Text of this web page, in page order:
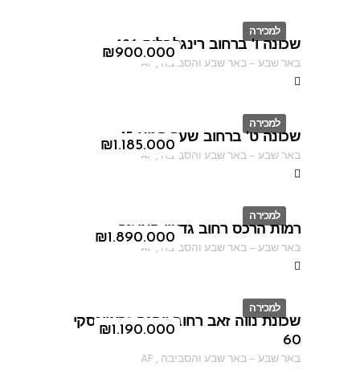
למכירה
ID
₪900.000
שכונה ו' ברחוב רינגלבלום 126
באר שבע–באר שבע והסביבה ,
AF
למכירה
ID
₪1.185.000
שכונה ט' ברחוב שער הגיא 15
באר שבע–באר שבע והסביבה ,
AF
למכירה
ID
₪1.890.000
רמות הרכס רחוב גדעון האוזנר
באר שבע–באר שבע והסביבה ,
AF
למכירה
ID
₪1.190.000
שכונת נווה זאב רחוב יוהנה זבוטינסקי
60
באר שבע–באר שבע והסביבה ,
AF